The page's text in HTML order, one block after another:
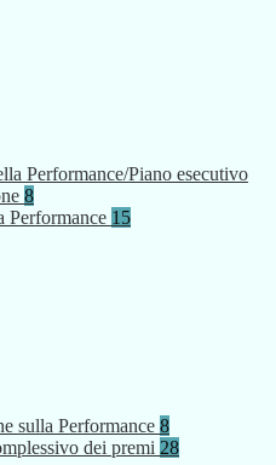
Performance/Piano esecutivo
8
Performance 15
sulla Performance 8
dei premi 28